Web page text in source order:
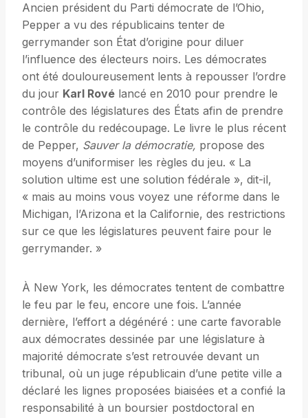
Ancien président du Parti démocrate de l’Ohio,
Pepper a vu des républicains tenter de
gerrymander son État d’origine pour diluer
l’influence des électeurs noirs. Les démocrates
ont été douloureusement lents à repousser l’ordre
du jour Karl Rové lancé en 2010 pour prendre le
contrôle des législatures des États afin de prendre
le contrôle du redécoupage. Le livre le plus récent
de Pepper, Sauver la démocratie, propose des
moyens d’uniformiser les règles du jeu. « La
solution ultime est une solution fédérale », dit-il,
« mais au moins vous voyez une réforme dans le
Michigan, l’Arizona et la Californie, des restrictions
sur ce que les législatures peuvent faire pour le
gerrymander. »
À New York, les démocrates tentent de combattre
le feu par le feu, encore une fois. L’année
dernière, l’effort a dégénéré : une carte favorable
aux démocrates dessinée par une législature à
majorité démocrate s’est retrouvée devant un
tribunal, où un juge républicain d’une petite ville a
déclaré les lignes proposées biaisées et a confié la
responsabilité à un boursier postdoctoral en